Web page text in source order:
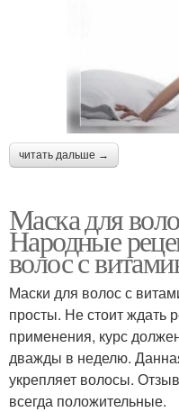
читать дальше →
Маска для
Народные
волос с
Маски для волос с
просты. Не стоит ждать
применения, курс
дважды в неделю.
укрепляет волосы.
всегда положительные.